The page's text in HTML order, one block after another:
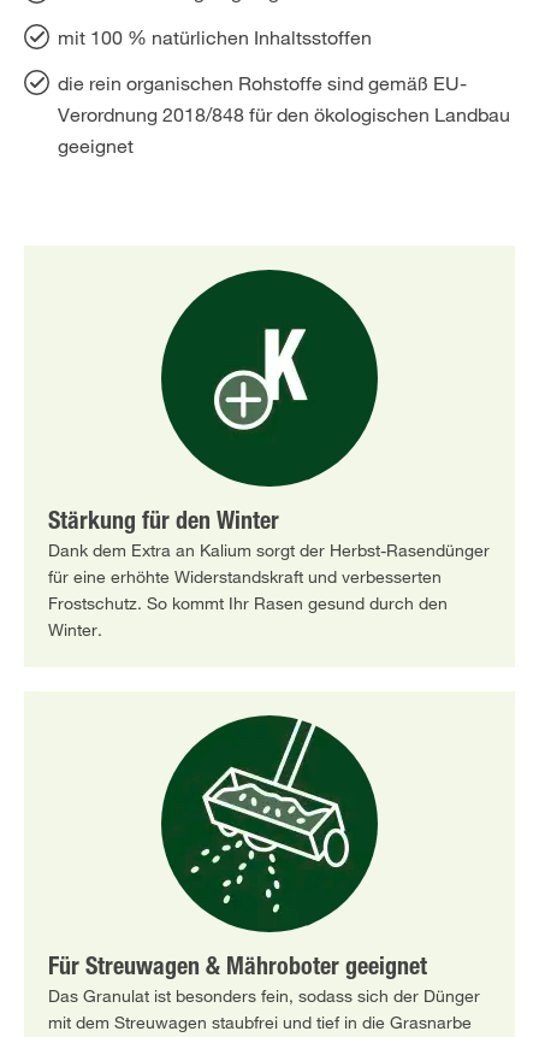
mit 100 % natürlichen Inhaltsstoffen
die rein organischen Rohstoffe sind gemäß EU-
Verordnung 2018/848 für den ökologischen Landbau
geeignet
Stärkung für den Winter
Dank dem Extra an Kalium sorgt der Herbst-Rasendünger
für eine erhöhte Widerstandskraft und verbesserten
Frostschutz. So kommt Ihr Rasen gesund durch den
Winter.
Für Streuwagen & Mähroboter geeignet
Das Granulat ist besonders fein, sodass sich der Dünger
mit dem Streuwagen staubfrei und tief in die Grasnarbe